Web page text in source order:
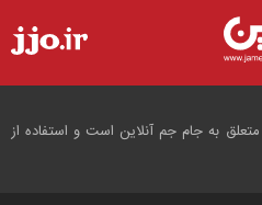
به جام جم آنلاین است و استفاده از